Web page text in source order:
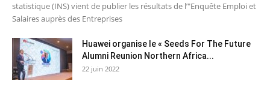
statistique (INS) vient de publier les résultats de l’"Enquête Emploi et
Salaires auprès des Entreprises
Huawei organise le « Seeds For The Future
Alumni Reunion Northern Africa...
22 juin 2022